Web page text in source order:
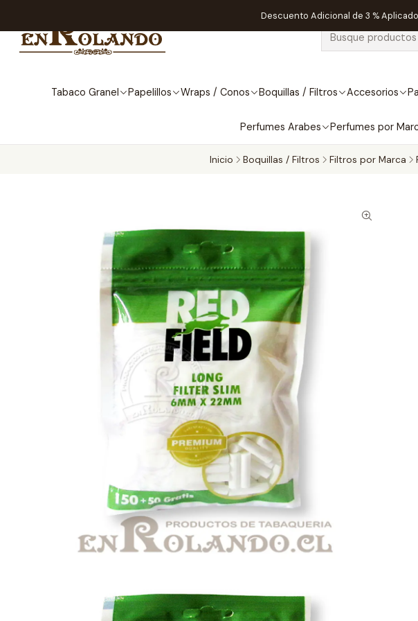
Tabaco Granel Papelillos Wraps / Conos Boquillas / Filtros Accesorios
Perfumes Arabes Perfumes por
Descuento Adicional de 3 %
Inicio Boquillas / Filtros Filtros por Marca